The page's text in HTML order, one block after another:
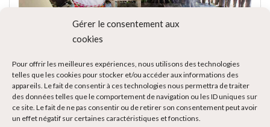
Gérer le consentement aux
cookies
Pour offrir les meilleures expériences, nous utilisons des technologies
telles que les cookies pour stocker et/ou accéder aux informations des
appareils. Le fait de consentir à ces technologies nous permettra de traiter
des données telles que le comportement de navigation ou les ID uniques sur
ce site. Le fait de ne pas consentir ou de retirer son consentement peut avoir
un effet négatif sur certaines caractéristiques et fonctions.